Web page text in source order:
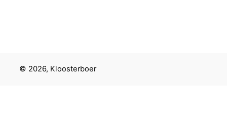
© 2026, Kloosterboer